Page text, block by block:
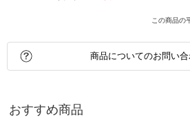
この商品の
商品についてのお問い
おすすめ商品